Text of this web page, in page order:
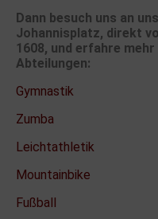
Dann besuch uns an
Johannisplatz, direkt
1608, und erfahre
Abteilungen:
Gymnastik
Zumba
Leichtathletik
Mountainbike
Fußball